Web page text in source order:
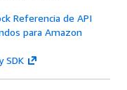
Referencia de API
para Amazon
SDK